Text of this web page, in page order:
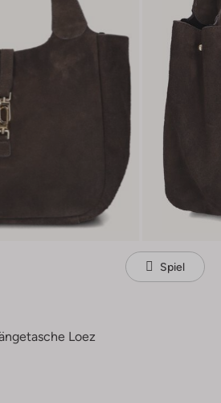
Spiel
Loez